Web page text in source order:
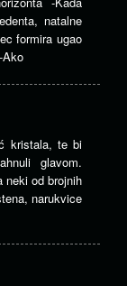
natalne
formira ugao
kristala, te bi
glavom.
neki od brojnih
narukvice